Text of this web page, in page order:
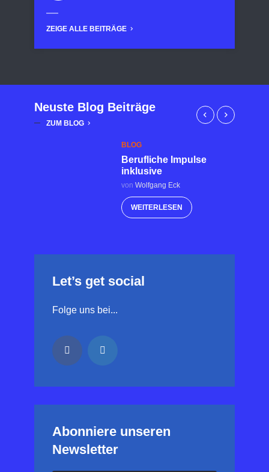
ZEIGE ALLE BEITRÄGE
Neuste Blog Beiträge
ZUM BLOG
BLOG
Berufliche Impulse
inklusive
vonWolfgang Eck
WEITERLESEN
Let’s get social
Folge uns bei...
Abonniere unseren
Newsletter